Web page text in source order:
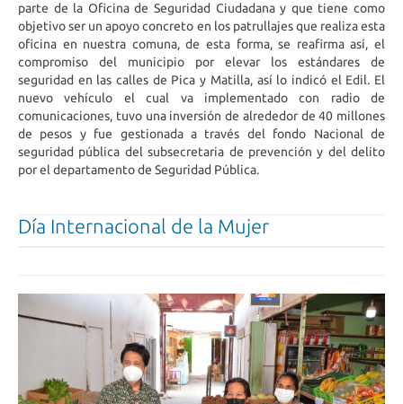
parte de la Oficina de Seguridad Ciudadana y que tiene como
objetivo ser un apoyo concreto en los patrullajes que realiza esta
oficina en nuestra comuna, de esta forma, se reafirma así, el
compromiso del municipio por elevar los estándares de
seguridad en las calles de Pica y Matilla, así lo indicó el Edil. El
nuevo vehículo el cual va implementado con radio de
comunicaciones, tuvo una inversión de alrededor de 40 millones
de pesos y fue gestionada a través del fondo Nacional de
seguridad pública del subsecretaria de prevención y del delito
por el departamento de Seguridad Pública.
Día Internacional de la Mujer